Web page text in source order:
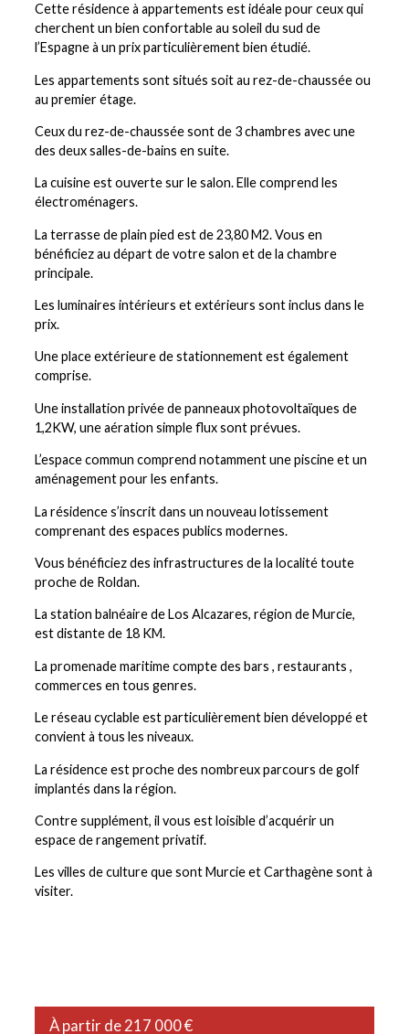
Cette résidence à appartements est idéale pour ceux qui
cherchent un bien confortable au soleil du sud de
l’Espagne à un prix particulièrement bien étudié.
Les appartements sont situés soit au rez-de-chaussée ou
au premier étage.
Ceux du rez-de-chaussée sont de 3 chambres avec une
des deux salles-de-bains en suite.
La cuisine est ouverte sur le salon. Elle comprend les
électroménagers.
La terrasse de plain pied est de 23,80 M2. Vous en
bénéficiez au départ de votre salon et de la chambre
principale.
Les luminaires intérieurs et extérieurs sont inclus dans le
prix.
Une place extérieure de stationnement est également
comprise.
Une installation privée de panneaux photovoltaïques de
1,2KW, une aération simple flux sont prévues.
L’espace commun comprend notamment une piscine et un
aménagement pour les enfants.
La résidence s’inscrit dans un nouveau lotissement
comprenant des espaces publics modernes.
Vous bénéficiez des infrastructures de la localité toute
proche de Roldan.
La station balnéaire de Los Alcazares, région de Murcie,
est distante de 18 KM.
La promenade maritime compte des bars , restaurants ,
commerces en tous genres.
Le réseau cyclable est particulièrement bien développé et
convient à tous les niveaux.
La résidence est proche des nombreux parcours de golf
implantés dans la région.
Contre supplément, il vous est loisible d’acquérir un
espace de rangement privatif.
Les villes de culture que sont Murcie et Carthagène sont à
visiter.
À partir de 217 000 €